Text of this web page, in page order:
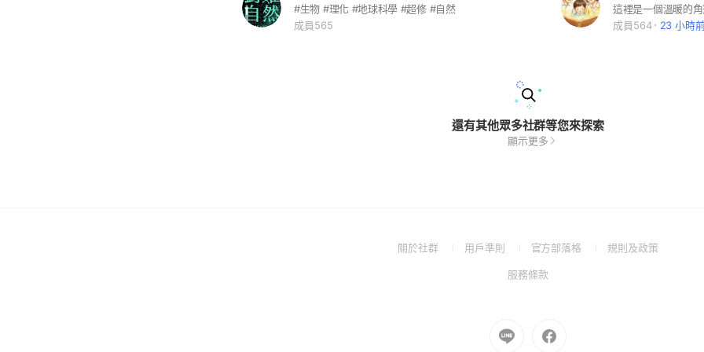
#生物 #理化 #地球科學 #超修 #自然
成員565
成員564
23 小時
還有其他眾多社群等您來探索
顯示更多
關於社群
(Open用戶準則
(Open
a
官方部落格
(Open規則及政策(Open
服務條款(Open
window)
Go
to
Go
to